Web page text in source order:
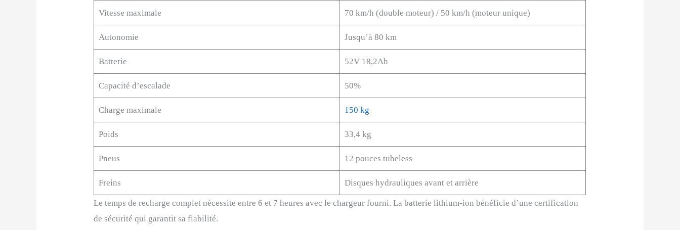
Vitesse maximale 70 km/h (double moteur) / 50 km/h (moteur unique)
Autonomie Jusqu’à 80 km
Batterie 52V 18,2Ah
Capacité d’escalade 50%
Charge maximale 150 kg
Poids 33,4 kg
Pneus 12 pouces tubeless
Freins Disques hydrauliques avant et arrière
Le temps de recharge complet nécessite entre 6 et 7 heures avec le chargeur fourni. La batterie lithium-ion bénéficie d’une certification
de sécurité qui garantit sa fiabilité.​